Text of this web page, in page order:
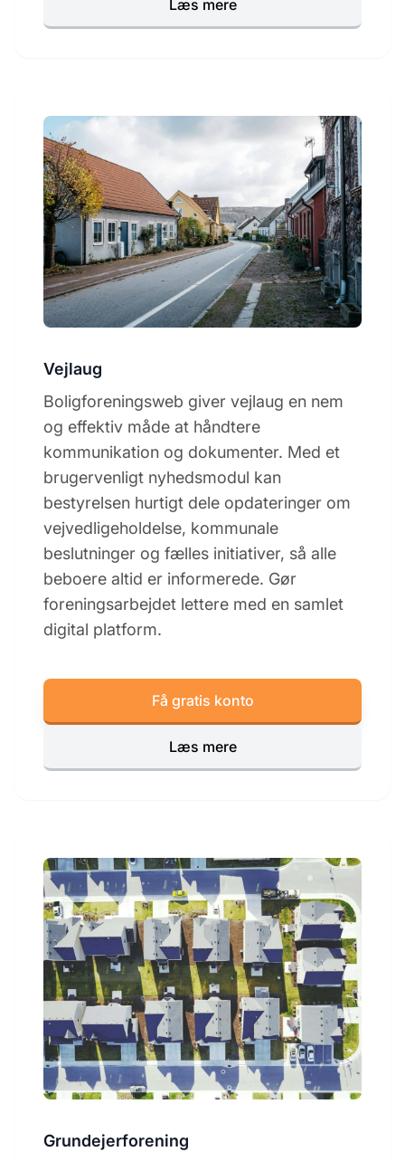
Læs mere
Vejlaug
Boligforeningsweb giver vejlaug en nem
og effektiv måde at håndtere
kommunikation og dokumenter. Med et
brugervenligt nyhedsmodul kan
bestyrelsen hurtigt dele opdateringer om
vejvedligeholdelse, kommunale
beslutninger og fælles initiativer, så alle
beboere altid er informerede. Gør
foreningsarbejdet lettere med en samlet
digital platform.
Få gratis konto
Læs mere
Grundejerforening